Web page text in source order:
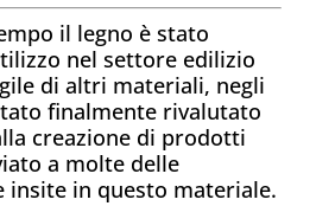
il legno è stato
nel settore edilizio
di altri materiali, negli
finalmente rivalutato
creazione di prodotti
a molte delle
insite in questo materiale.